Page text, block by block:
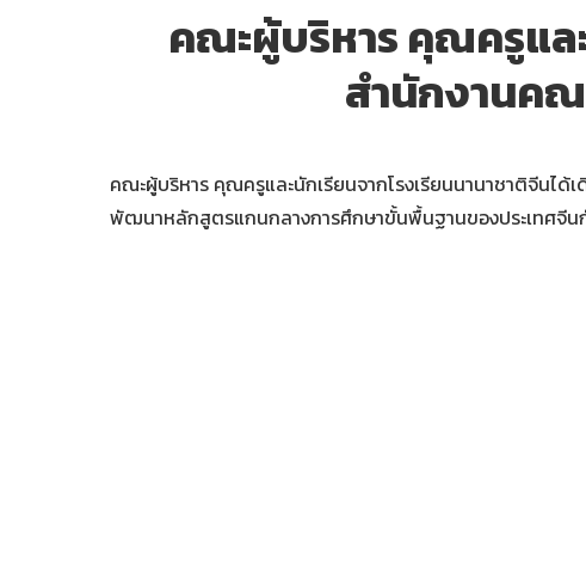
คณะผู้บริหาร คุณครูแล
สำนักงานค
คณะผู้บริหาร คุณครูและนักเรียนจากโรงเรียนนานาชาติจีนไ
พัฒนาหลักสูตรแกนกลางการศึกษาขั้นพื้นฐานของประเทศจี